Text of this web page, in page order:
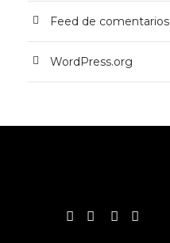
Feed de comentarios
WordPress.org